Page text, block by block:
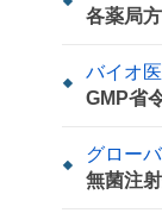
各薬局
バイオ
GMP省
グロー
無菌注